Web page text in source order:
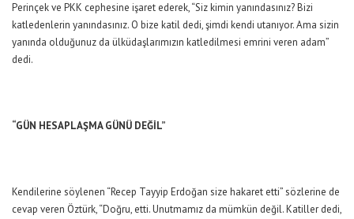
Perinçek ve PKK cephesine işaret ederek, “Siz kimin yanındasınız? Bizi
katledenlerin yanındasınız. O bize katil dedi, şimdi kendi utanıyor. Ama sizin
yanında olduğunuz da ülküdaşlarımızın katledilmesi emrini veren adam”
dedi.
“GÜN HESAPLAŞMA GÜNÜ DEĞİL”
Kendilerine söylenen “Recep Tayyip Erdoğan size hakaret etti” sözlerine de
cevap veren Öztürk, “Doğru, etti. Unutmamız da mümkün değil. Katiller dedi,